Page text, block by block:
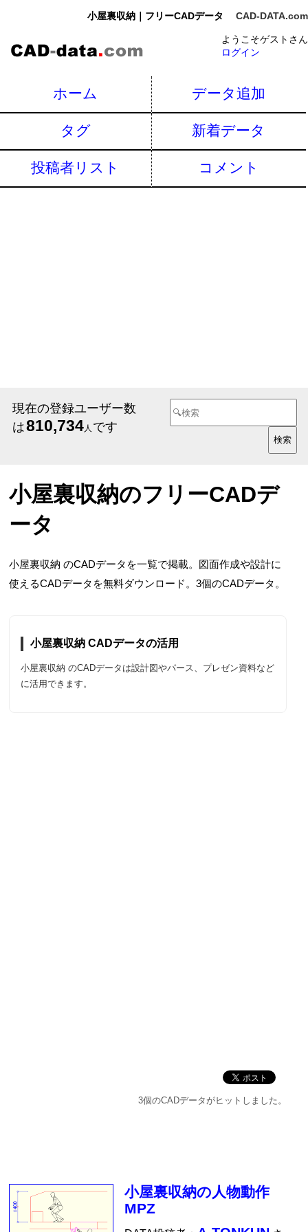
小屋裏収納｜フリーCADデータ CAD-DATA.com
ようこそゲストさん
ログイン
ホーム データ追加
タグ 新着データ
投稿者リスト コメント
現在の登録ユーザー数
は810,734人 です
小屋裏収納のフリーCADデ
ータ
小屋裏収納 のCADデータを一覧で掲載。図面作成や設計に
使えるCADデータを無料ダウンロード。3個のCADデータ。
小屋裏収納 CADデータの活用
小屋裏収納 のCADデータは設計図やパース、プレゼン資料など
に活用できます。
3個のCADデータがヒットしました。
小屋裏収納の人物動作
MPZ